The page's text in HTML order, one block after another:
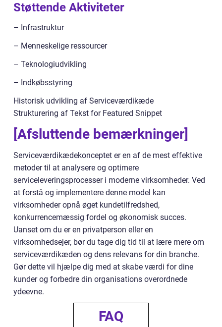
Støttende Aktiviteter
– Infrastruktur
– Menneskelige ressourcer
– Teknologiudvikling
– Indkøbsstyring
Historisk udvikling af Serviceværdikæde
Strukturering af Tekst for Featured Snippet
[Afsluttende bemærkninger]
Serviceværdikædekonceptet er en af de mest effektive
metoder til at analysere og optimere
serviceleveringsprocesser i moderne virksomheder. Ved
at forstå og implementere denne model kan
virksomheder opnå øget kundetilfredshed,
konkurrencemæssig fordel og økonomisk succes.
Uanset om du er en privatperson eller en
virksomhedsejer, bør du tage dig tid til at lære mere om
serviceværdikæden og dens relevans for din branche.
Gør dette vil hjælpe dig med at skabe værdi for dine
kunder og forbedre din organisations overordnede
ydeevne.
FAQ